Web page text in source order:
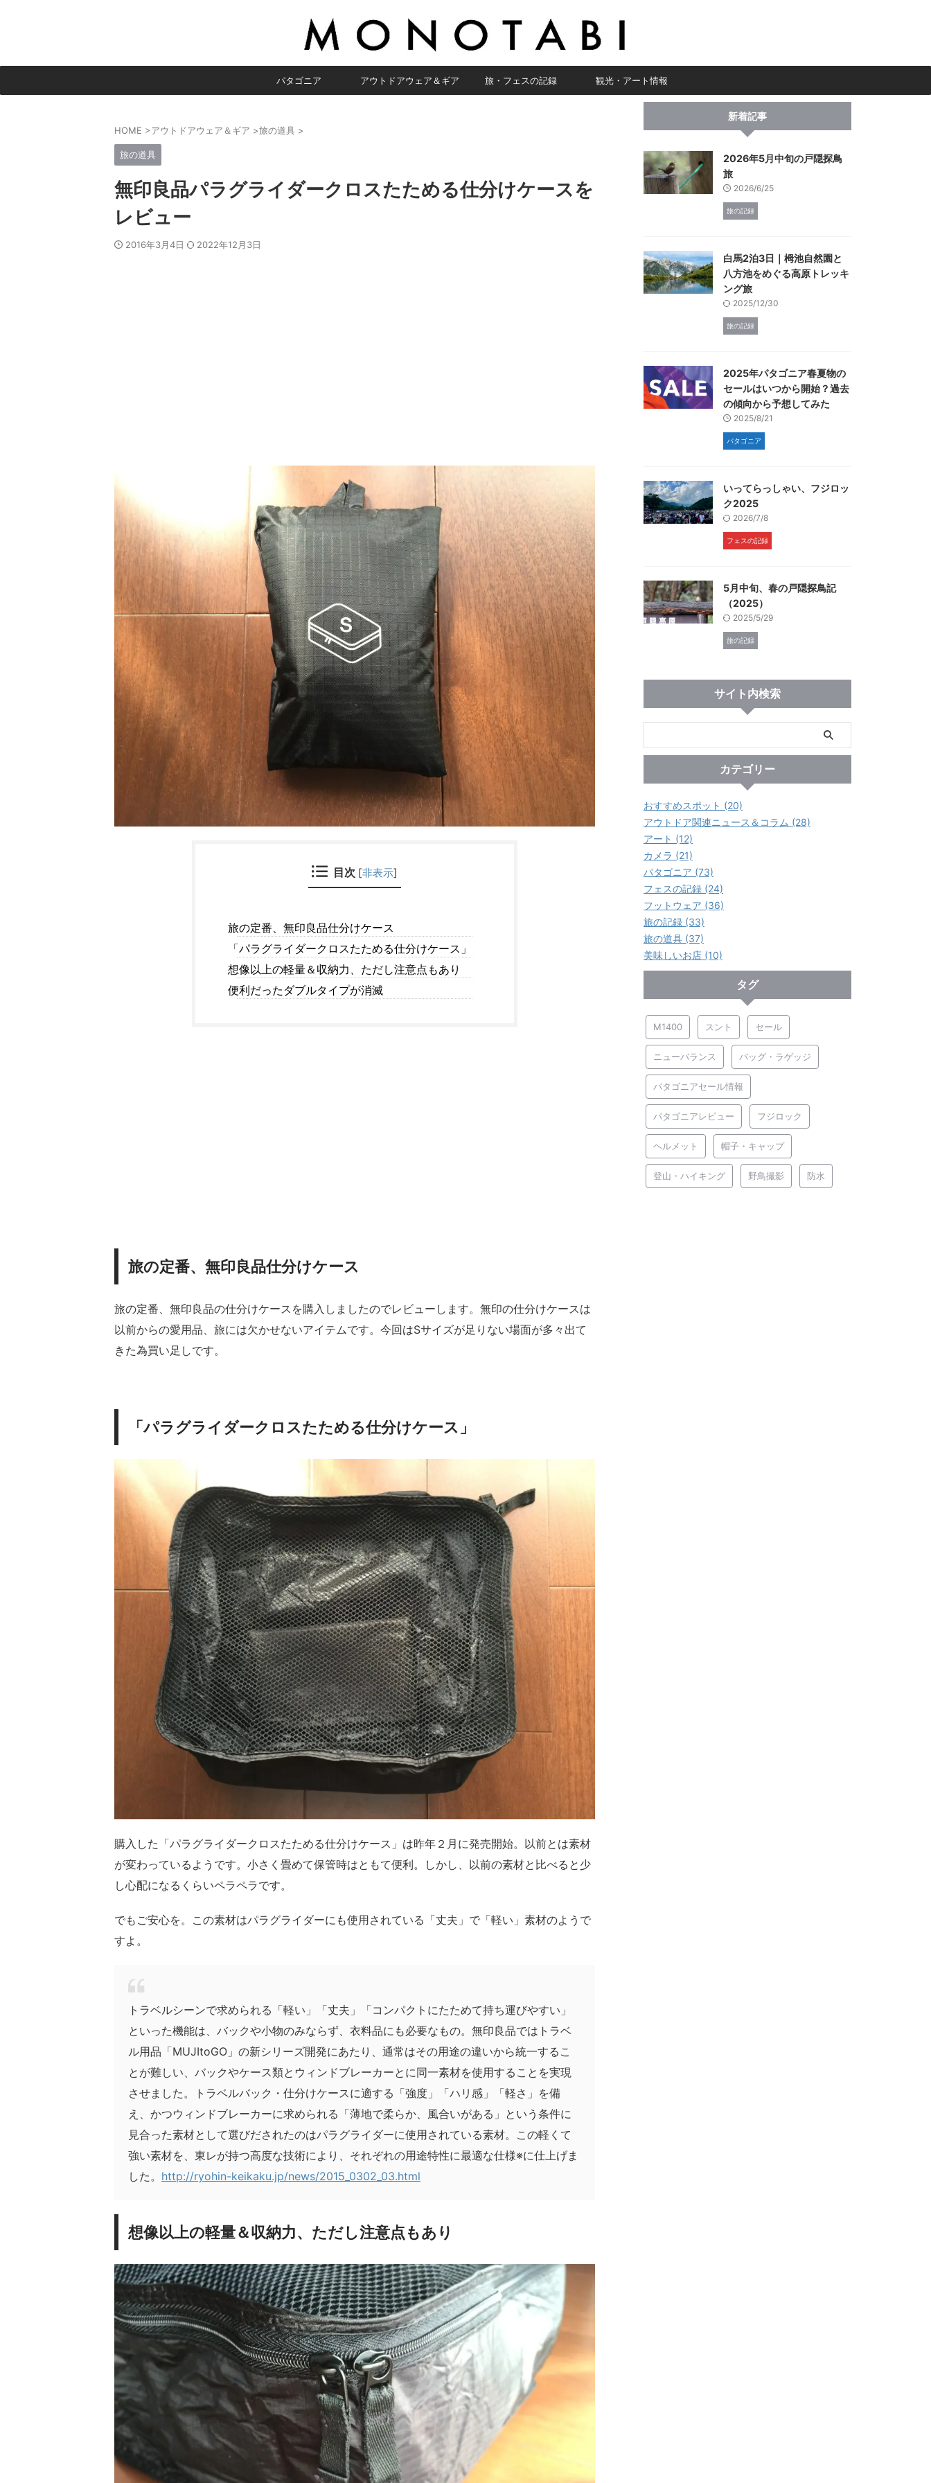
パタゴニア アウトドアウェア＆ギア 旅・フェスの記録 観光・アート情報
HOME >アウトドアウェア＆ギア >旅の道具 >
旅の道具
無印良品パラグライダークロスたためる仕分けケースを
レビュー
2016年3月4日 2022年12月3日
目次 [非表示]
旅の定番、無印良品仕分けケース
「パラグライダークロスたためる仕分けケース」
想像以上の軽量＆収納力、ただし注意点もあり
便利だったダブルタイプが消滅
旅の定番、無印良品仕分けケース
旅の定番、無印良品の仕分けケースを購入しましたのでレビューします。無印の仕分けケースは
以前からの愛用品、旅には欠かせないアイテムです。今回はSサイズが足りない場面が多々出て
きた為買い足しです。
「パラグライダークロスたためる仕分けケース」
購入した「パラグライダークロスたためる仕分けケース」は昨年２月に発売開始。以前とは素材
が変わっているようです。小さく畳めて保管時はともて便利。しかし、以前の素材と比べると少
し心配になるくらいペラペラです。
でもご安心を。この素材はパラグライダーにも使用されている「丈夫」で「軽い」素材のようで
すよ。
トラベルシーンで求められる「軽い」「丈夫」「コンパクトにたためて持ち運びやすい」
といった機能は、バックや小物のみならず、衣料品にも必要なもの。無印良品ではトラベ
ル用品「MUJItoGO」の新シリーズ開発にあたり、通常はその用途の違いから統一するこ
とが難しい、バックやケース類とウィンドブレーカーとに同一素材を使用することを実現
させました。トラベルバック・仕分けケースに適する「強度」「ハリ感」「軽さ」を備
え、かつウィンドブレーカーに求められる「薄地で柔らか、風合いがある」という条件に
見合った素材として選びだされたのはパラグライダーに使用されている素材。この軽くて
強い素材を、東レが持つ高度な技術により、それぞれの用途特性に最適な仕様※に仕上げま
した。 http://ryohin-keikaku.jp/news/2015_0302_03.html
想像以上の軽量＆収納力、ただし注意点もあり
新着記事
2026年5月中旬の戸隠探鳥
旅
2026/6/25
旅の記録
白馬2泊3日｜栂池自然園と
八方池をめぐる高原トレッキ
ング旅
2025/12/30
旅の記録
2025年パタゴニア春夏物の
セールはいつから開始？過去
の傾向から予想してみた
2025/8/21
パタゴニア
いってらっしゃい、フジロッ
ク2025
2026/7/8
フェスの記録
5月中旬、春の戸隠探鳥記
（2025）
2025/5/29
旅の記録
サイト内検索
カテゴリー
おすすめスポット (20)
アウトドア関連ニュース＆コラム (28)
アート (12)
カメラ (21)
パタゴニア (73)
フェスの記録 (24)
フットウェア (36)
旅の記録 (33)
旅の道具 (37)
美味しいお店 (10)
タグ
M1400 スント セール
ニューバランス バッグ・ラゲッジ
パタゴニアセール情報
パタゴニアレビュー フジロック
ヘルメット 帽子・キャップ
登山・ハイキング 野鳥撮影 防水